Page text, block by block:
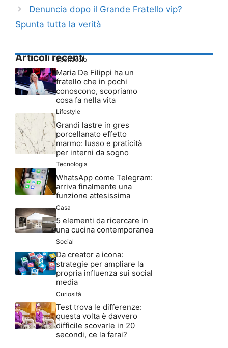
Denuncia dopo il Grande Fratello vip?
Spunta tutta la verità
Articoli recenti
Spettacolo
Maria De Filippi ha un
fratello che in pochi
conoscono, scopriamo
cosa fa nella vita
Lifestyle
Grandi lastre in gres
porcellanato effetto
marmo: lusso e praticità
per interni da sogno
Tecnologia
WhatsApp come Telegram:
arriva finalmente una
funzione attesissima
Casa
5 elementi da ricercare in
una cucina contemporanea
Social
Da creator a icona:
strategie per ampliare la
propria influenza sui social
media
Curiosità
Test trova le differenze:
questa volta è davvero
difficile scovarle in 20
secondi, ce la farai?